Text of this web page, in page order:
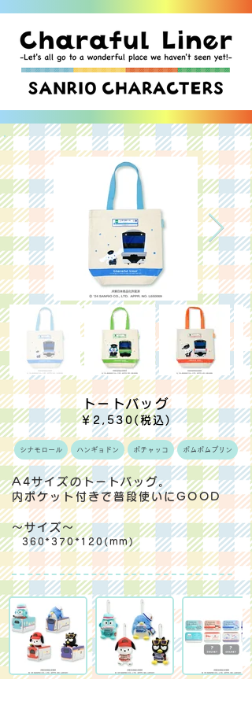
トートバッグ
￥2,530(税込)
シナモロール ハンギョドン ポチャッコ ポムポムプリン
A4サイズのトートバッグ。
内ポケット付きで普段使いにGOOD
～サイズ～
360*370*120(mm)